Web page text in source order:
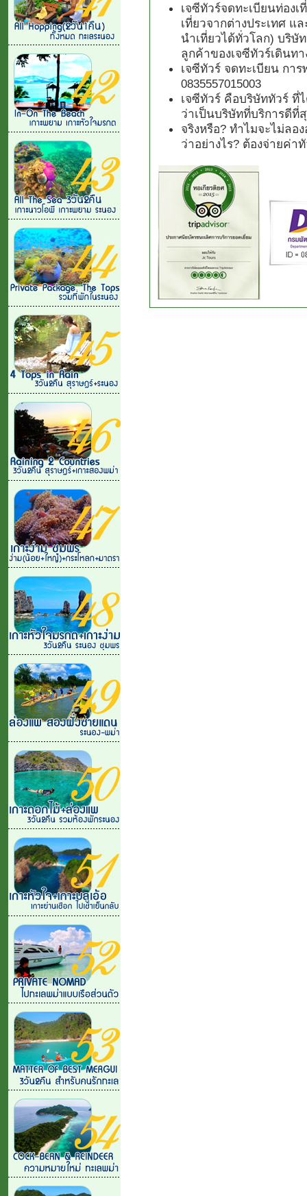
เจซีทัวร์จดทะเบียนท่องเ
เที่ยวจากต่างประเทศ แ
นำเที่ยวได้ทั่วโลก) บริษั
ลูกค้าของเจซีทัวร์เดินทา
เจซีทัวร์ จดทะเบียน กา
0835557015003
เจซีทัวร์ คือบริษัททัวร์ ที่
ว่าเป็นบริษัทที่บริการดีที่
จริงหรือ? ทำไมจะไม่ลอ
ว่าอย่างไร? ต้องจ่ายค่